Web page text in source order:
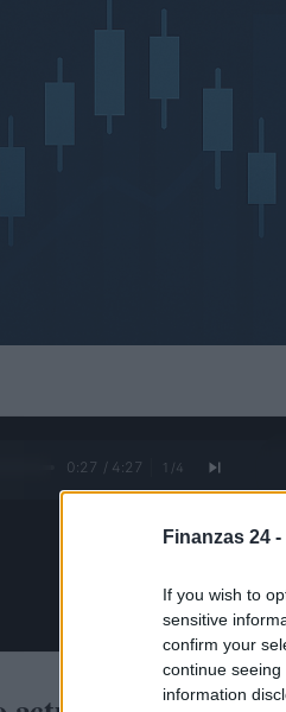
Finanzas 24 -
If you wish to
sensitive
confirm your
continue
information
0:28 / 4:27 1 /4